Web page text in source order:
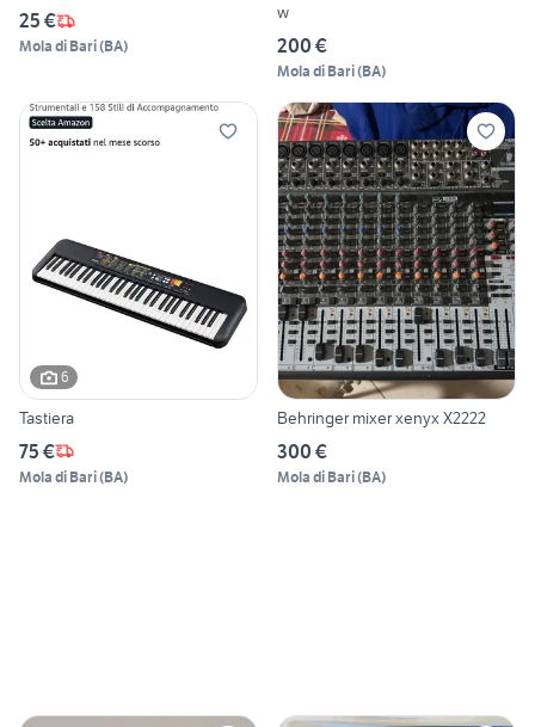
25 €
Mola di Bari(BA)
w
200 €
Mola di Bari(BA)
6
Tastiera
75 €
Mola di Bari(BA)
Behringer mixer xenyx X2222
300 €
Mola di Bari(BA)